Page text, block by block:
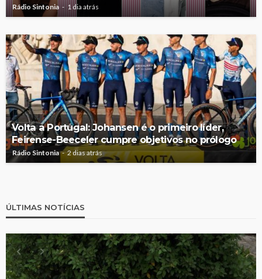
Rádio Sintonia 1 dia atrás
Volta a Portugal: Johansen é o primeiro líder,
Feirense-Beeceler cumpre objetivos no prólogo
Rádio Sintonia 2 dias atrás
ÚLTIMAS NOTÍCIAS